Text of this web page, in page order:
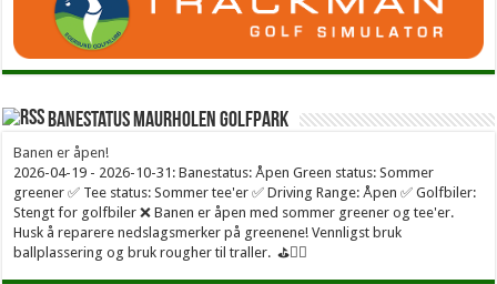
Banestatus Maurholen Golfpark
Banen er åpen!
2026-04-19 - 2026-10-31: Banestatus: Åpen Green status: Sommer
greener ✅ Tee status: Sommer tee'er ✅ Driving Range: Åpen ✅ Golfbiler:
Stengt for golfbiler ❌ Banen er åpen med sommer greener og tee'er.
Husk å reparere nedslagsmerker på greenene! Vennligst bruk
ballplassering og bruk rougher til traller. ⛳🏌️‍♂